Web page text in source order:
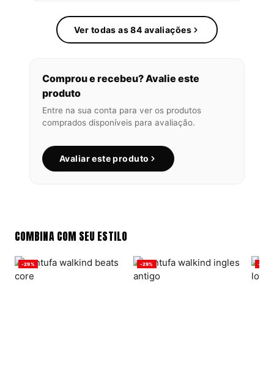
Ver todas as 84 avaliações
Comprou e recebeu? Avalie este
produto
Entre na sua conta para ver os produtos
comprados disponíveis para avaliação.
Avaliar este produto
COMBINA COM SEU ESTILO
-29% -29% -29%